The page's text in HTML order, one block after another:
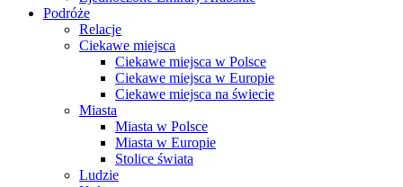
Podróże
Relacje
Ciekawe miejsca
Ciekawe miejsca w Polsce
Ciekawe miejsca w Europie
Ciekawe miejsca na świecie
Miasta
Miasta w Polsce
Miasta w Europie
Stolice świata
Ludzie